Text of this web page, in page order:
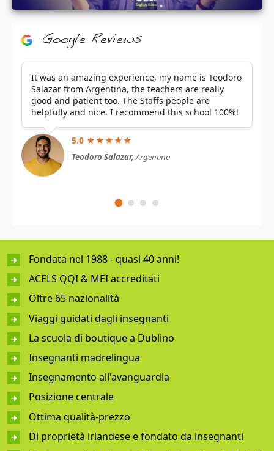
Google Reviews
It was an amazing experience, my name is Teodoro
Salazar from Argentina, the teachers are really
good and patient too. The Staffs people are
helpfully and nice. I recommend this school 100%!
5.0 ★★★★★
Teodoro Salazar,Argentina
Fondata nel 1988 - quasi 40 anni!
ACELS QQI & MEI accreditati
Oltre 65 nazionalità
Viaggi guidati dagli insegnanti
La scuola di boutique a Dublino
Insegnanti madrelingua
Insegnamento all'avanguardia
Posizione centrale
Ottima qualità-prezzo
Di proprietà irlandese e fondato da insegnanti